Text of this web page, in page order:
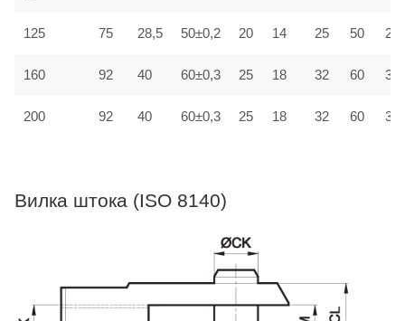
125 75 28,5 50±0,2 20 14 25 50
160 92 40 60±0,3 25 18 32 60
200 92 40 60±0,3 25 18 32 60
Вилка штока (ISO 8140)